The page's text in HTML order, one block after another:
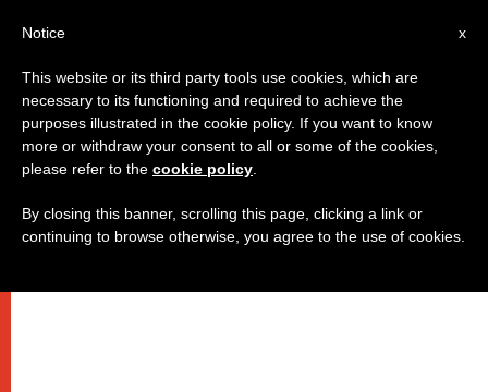
x
Notice
This website or its third party tools use cookies, which are
necessary to its functioning and required to achieve the
purposes illustrated in the cookie policy. If you want to know
more or withdraw your consent to all or some of the cookies,
please refer to the cookie policy
By closing this banner, scrolling this page, clicking a link or
continuing to browse otherwise, you agree to the use of cookies.